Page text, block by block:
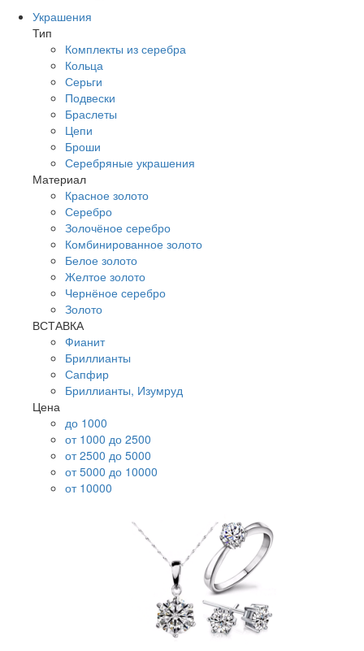
Украшения
Тип
Комплекты из серебра
Кольца
Серьги
Подвески
Браслеты
Цепи
Броши
Серебряные украшения
Материал
Красное золото
Серебро
Золочёное серебро
Комбинированное золото
Белое золото
Желтое золото
Чернёное серебро
Золото
ВСТАВКА
Фианит
Бриллианты
Сапфир
Бриллианты, Изумруд
Цена
до 1000
от 1000 до 2500
от 2500 до 5000
от 5000 до 10000
от 10000